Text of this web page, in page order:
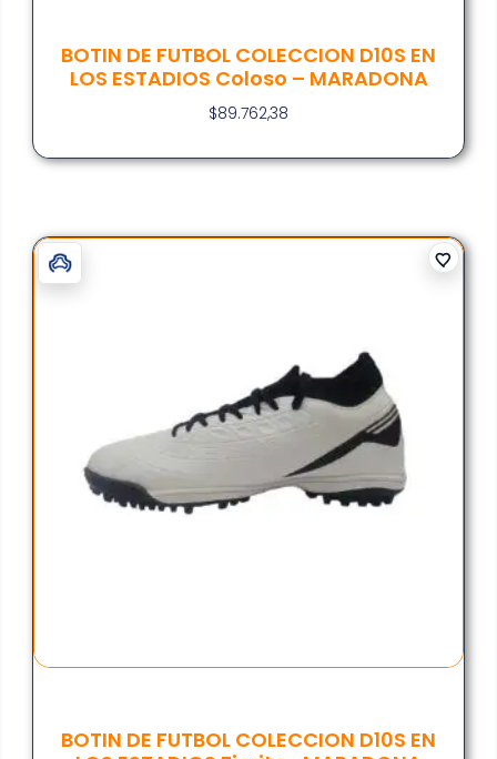
BOTIN DE FUTBOL COLECCION D10S EN
LOS ESTADIOS Coloso – MARADONA
$89.762,38
BOTIN DE FUTBOL COLECCION D10S EN